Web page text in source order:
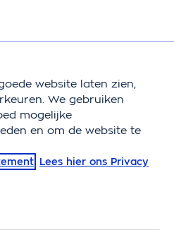
Type woning Huurhuis
afsluiten. Zo’n verzekering
website laten zien,
We gebruiken
mogelijke
en om de website te
Lees hier ons Privacy